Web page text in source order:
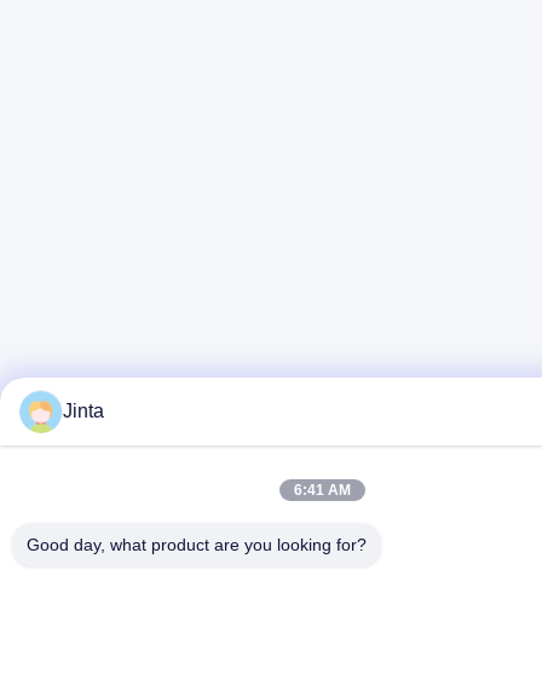
Jinta
6:41 AM
Good day, what product are you looking for?